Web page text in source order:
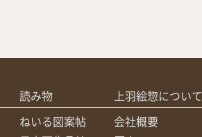
読み物
ねいる図案帖
上羽絵惣について
会社概要